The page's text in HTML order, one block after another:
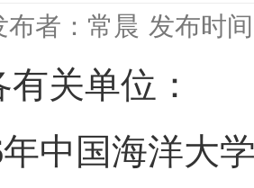
布者：常晨 发布时
关单位：
年中国海洋大